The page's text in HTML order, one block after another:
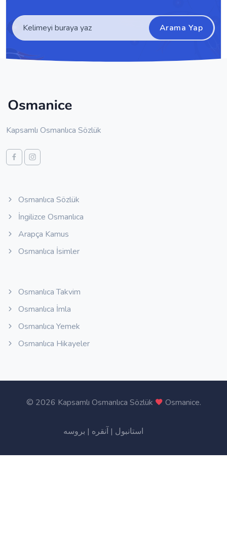
Arama Yap
Kapsamlı Osmanlıca Sözlük
Osmanlıca Sözlük
İngilizce Osmanlıca
Arapça Kamus
Osmanlıca İsimler
Osmanlıca Takvim
Osmanlıca İmla
Osmanlıca Yemek
Osmanlıca Hikayeler
© 2026 Kapsamlı Osmanlıca Sözlük Osmanice.
استانبول | آنقره | بروسه